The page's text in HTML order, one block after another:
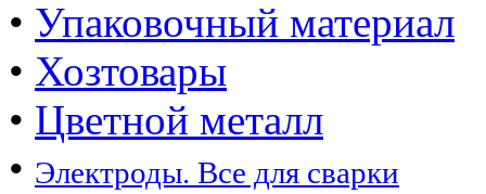
• Упаковочный материал
• Хозтовары
• Цветной металл
• Электроды. Все для сварки